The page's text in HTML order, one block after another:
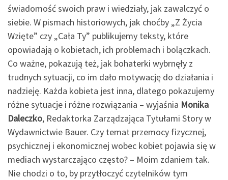
świadomość swoich praw i wiedziały, jak zawalczyć o
siebie. W pismach historiowych, jak choćby „Z Życia
Wzięte” czy „Cała Ty” publikujemy teksty, które
opowiadają o kobietach, ich problemach i bolączkach.
Co ważne, pokazują też, jak bohaterki wybrnęły z
trudnych sytuacji, co im dało motywację do działania i
nadzieję. Każda kobieta jest inna, dlatego pokazujemy
różne sytuacje i różne rozwiązania – wyjaśnia Monika
Daleczko, Redaktorka Zarządzająca Tytułami Story w
Wydawnictwie Bauer. Czy temat przemocy fizycznej,
psychicznej i ekonomicznej wobec kobiet pojawia się w
mediach wystarczająco często? – Moim zdaniem tak.
Nie chodzi o to, by przytłoczyć czytelników tym